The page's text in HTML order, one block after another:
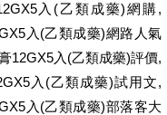
入(乙類成藥)網購,
入(乙類成藥)網路人氣
12GX5入(乙類成藥)評價,
入(乙類成藥)試用文,
入(乙類成藥)部落客大